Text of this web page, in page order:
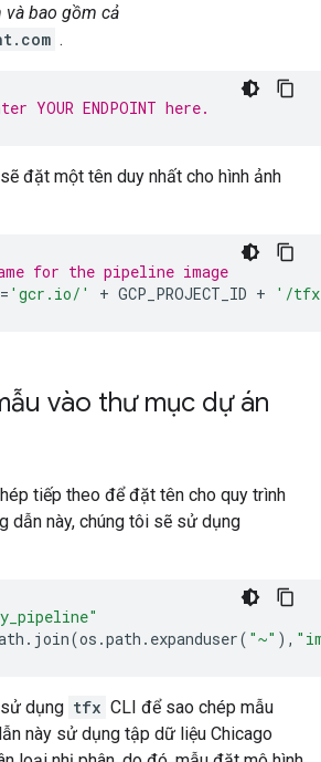
và bao gồm cả
.
YOUR ENDPOINT here.
đặt một tên duy nhất cho hình ảnh
for the pipeline image
= 'gcr.io/' + GCP_PROJECT_ID + '/
vào thư mục dự án
tiếp theo để đặt tên cho quy trình
dẫn này, chúng tôi sẽ sử dụng
. join(os .path . expanduser( "~" ),
dụng tfx CLI để sao chép mẫu
này sử dụng tập dữ liệu Chicago